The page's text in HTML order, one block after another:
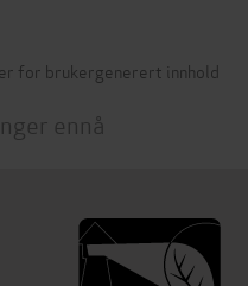
for brukergenerert innhold
ennå